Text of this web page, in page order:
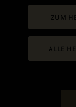
ZUM
ALLE